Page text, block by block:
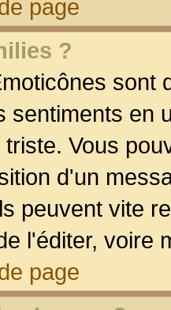
page
?
sont
sentiments en
Vous
d'un
peuvent vite
l'éditer, voire
page